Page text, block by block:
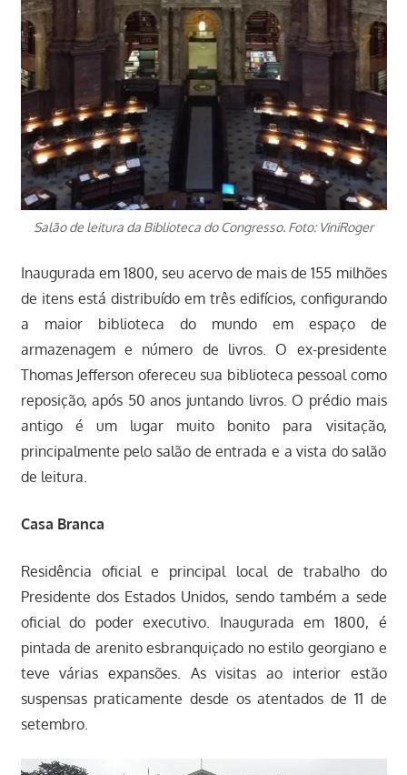
Salão de leitura da Biblioteca do Congresso. Foto: ViniRoger
Inaugurada em 1800, seu acervo de mais de 155 milhões
de itens está distribuído em três edifícios, configurando
a maior biblioteca do mundo em espaço de
armazenagem e número de livros. O ex-presidente
Thomas Jefferson ofereceu sua biblioteca pessoal como
reposição, após 50 anos juntando livros. O prédio mais
antigo é um lugar muito bonito para visitação,
principalmente pelo salão de entrada e a vista do salão
de leitura.
Casa Branca
Residência oficial e principal local de trabalho do
Presidente dos Estados Unidos, sendo também a sede
oficial do poder executivo. Inaugurada em 1800, é
pintada de arenito esbranquiçado no estilo georgiano e
teve várias expansões. As visitas ao interior estão
suspensas praticamente desde os atentados de 11 de
setembro.